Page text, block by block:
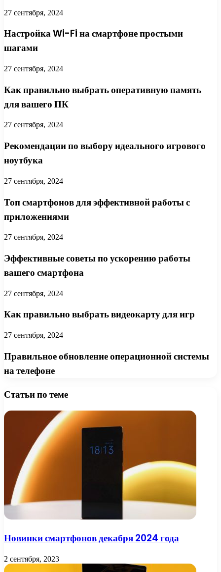
27 сентября, 2024
Настройка Wi-Fi на смартфоне простыми
шагами
27 сентября, 2024
Как правильно выбрать оперативную память
для вашего ПК
27 сентября, 2024
Рекомендации по выбору идеального игрового
ноутбука
27 сентября, 2024
Топ смартфонов для эффективной работы с
приложениями
27 сентября, 2024
Эффективные советы по ускорению работы
вашего смартфона
27 сентября, 2024
Как правильно выбрать видеокарту для игр
27 сентября, 2024
Правильное обновление операционной системы
на телефоне
Статьи по теме
Новинки смартфонов декабря 2024 года
2 сентября, 2023